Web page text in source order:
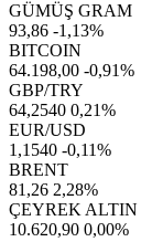
GÜMÜŞ GRAM
93,86 -1,13%
BITCOIN
64.198,00 -0,91%
GBP/TRY
64,2540 0,21%
EUR/USD
1,1540 -0,11%
BRENT
81,26 2,28%
ÇEYREK ALTIN
10.620,90 0,00%